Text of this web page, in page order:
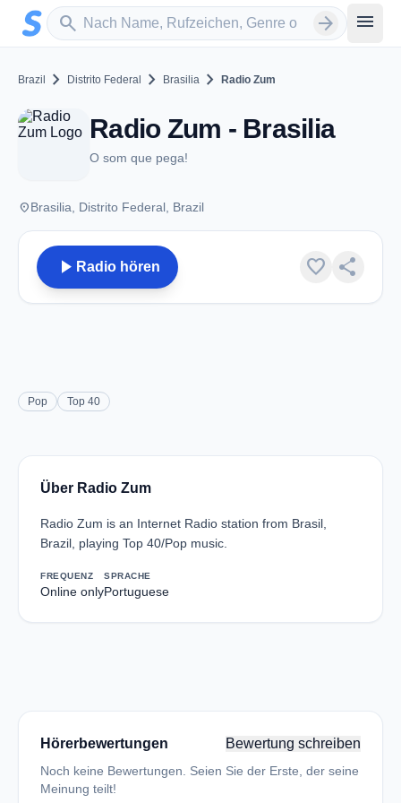
Zum Hauptinhalt springen
search
Sender suchen arrow_forward menu
Brazil chevron_right Distrito Federal chevron_right Brasilia chevron_right Radio Zum
Radio Zum - Brasilia
O som que pega!
placeBrasilia, Distrito Federal, Brazil
play_arrow Radio hören favorite share
Pop Top 40
Über Radio Zum
Radio Zum is an Internet Radio station from Brasil,
Brazil, playing Top 40/Pop music.
FREQUENZ
Online only
SPRACHE
Portuguese
Hörerbewertungen Bewertung schreiben
Noch keine Bewertungen. Seien Sie der Erste, der seine
Meinung teilt!